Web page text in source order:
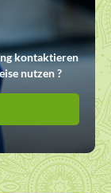
kontaktieren
nutzen ?